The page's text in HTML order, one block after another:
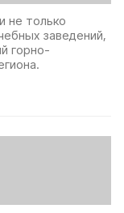
не только
заведений,
горно-